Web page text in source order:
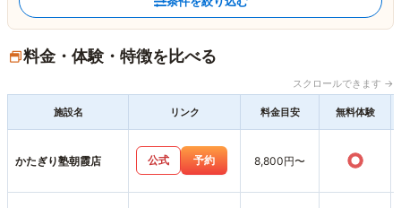
料金・体験・特徴を比べる
スクロールできます →
施設名 リンク 料金目安 無料体験
かたぎり塾朝霞店 公式 予約 8,800円〜 ○